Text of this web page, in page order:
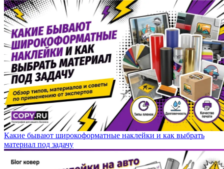
Какие бывают широкоформатные наклейки и как выбрать
материал под задачу